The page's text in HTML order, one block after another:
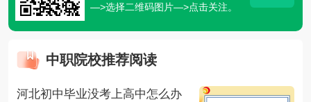
—>选择二维码图片—>点击关注。
中职院校推荐阅读
河北初中毕业没考上高中怎么办